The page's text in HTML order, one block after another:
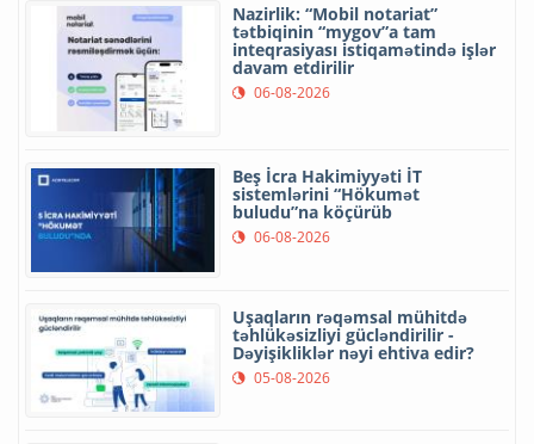
Nazirlik: “Mobil notariat”
tətbiqinin “mygov”a tam
inteqrasiyası istiqamətində işlər
davam etdirilir
06-08-2026
Beş İcra Hakimiyyəti İT
sistemlərini “Hökumət
buludu”na köçürüb
06-08-2026
Uşaqların rəqəmsal mühitdə
təhlükəsizliyi gücləndirilir -
Dəyişikliklər nəyi ehtiva edir?
05-08-2026